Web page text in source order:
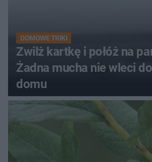
DOMOWE TRIKI
Zwilż kartkę i połóż na
Żadna mucha nie wleci
domu